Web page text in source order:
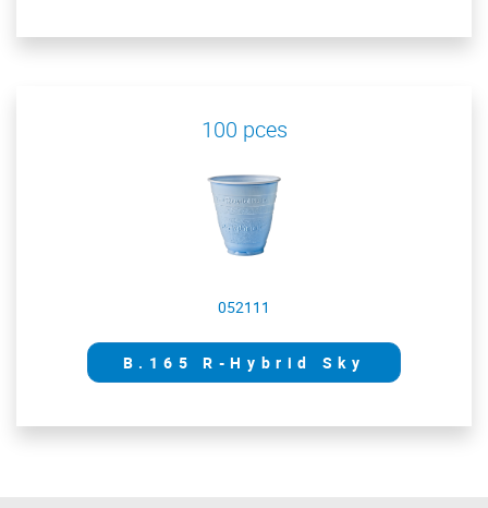
100 pces
052111
B.165 R-Hybrid Sky